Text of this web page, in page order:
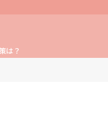
は？